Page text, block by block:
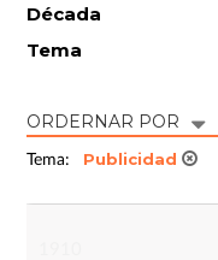
Década
Tema
ORDERNAR POR
Tema: Publicidad